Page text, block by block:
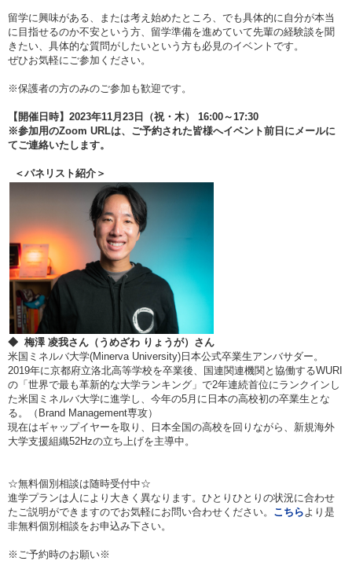
留学に興味がある、または考え始めたところ、でも具体的に自分が本当
に目指せるのか不安という方、留学準備を進めていて先輩の経験談を聞
きたい、具体的な質問がしたいという方も必見のイベントです。
ぜひお気軽にご参加ください。
※保護者の方のみのご参加も歓迎です。
【開催日時】2023年11月23日（祝・木） 16:00～17:30
※参加用のZoom URLは、ご予約された皆様へイベント前日にメールに
てご連絡いたします。
＜パネリスト紹介＞
◆ 梅澤 凌我さん（うめざわ りょうが）さん
米国ミネルバ大学(Minerva University)日本公式卒業生アンバサダー。
2019年に京都府立洛北高等学校を卒業後、国連関連機関と協働するWURI
の「世界で最も革新的な大学ランキング」で2年連続首位にランクインし
た米国ミネルバ大学に進学し、今年の5月に日本の高校初の卒業生とな
る。（Brand Management専攻）
現在はギャップイヤーを取り、日本全国の高校を回りながら、新規海外
大学支援組織52Hzの立ち上げを主導中。
☆無料個別相談は随時受付中☆
進学プランは人により大きく異なります。ひとりひとりの状況に合わせ
たご説明ができますのでお気軽にお問い合わせください。 こちらより是
非無料個別相談をお申込み下さい。
※ご予約時のお願い※